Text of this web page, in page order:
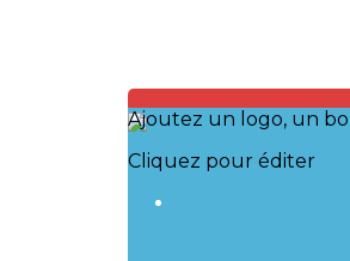
Ajoutez un logo, un
Cliquez pour éditer